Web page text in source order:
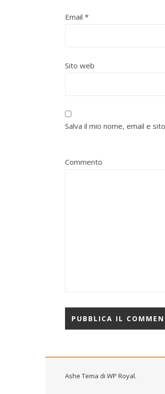
Email *
Sito web
Salva il mio nome, email e
Commento
Ashe Tema di WP Royal.